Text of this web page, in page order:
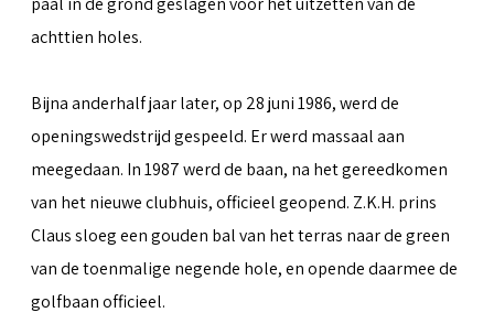
achttien holes.
Bijna anderhalf jaar later, op 28 juni 1986, werd de
openingswedstrijd gespeeld. Er werd massaal aan
meegedaan. In 1987 werd de baan, na het gereedkomen
van het nieuwe clubhuis, officieel geopend. Z.K.H. prins
Claus sloeg een gouden bal van het terras naar de green
van de toenmalige negende hole, en opende daarmee de
golfbaan officieel.